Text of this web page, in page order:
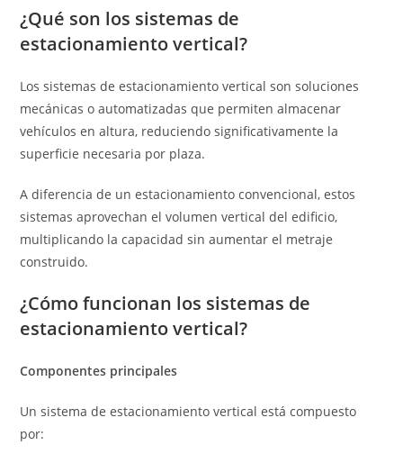
¿Qué son los sistemas de
estacionamiento vertical?
Los sistemas de estacionamiento vertical son soluciones
mecánicas o automatizadas que permiten almacenar
vehículos en altura, reduciendo significativamente la
superficie necesaria por plaza.
A diferencia de un estacionamiento convencional, estos
sistemas aprovechan el volumen vertical del edificio,
multiplicando la capacidad sin aumentar el metraje
construido.
¿Cómo funcionan los sistemas de
estacionamiento vertical?
Componentes principales
Un sistema de estacionamiento vertical está compuesto
por: